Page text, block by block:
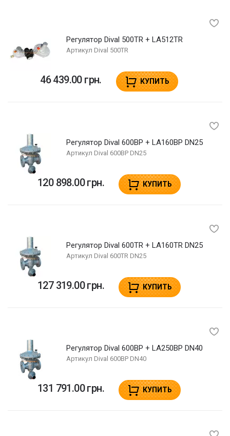
Регулятор Dival 500TR + LA512TR
Артикул Dival 500TR
46 439.00 грн. КУПИТЬ
Регулятор Dival 600BP + LA160BP DN25
Артикул Dival 600BP DN25
120 898.00 грн. КУПИТЬ
Регулятор Dival 600TR + LA160TR DN25
Артикул Dival 600TR DN25
127 319.00 грн. КУПИТЬ
Регулятор Dival 600BP + LA250BP DN40
Артикул Dival 600BP DN40
131 791.00 грн. КУПИТЬ